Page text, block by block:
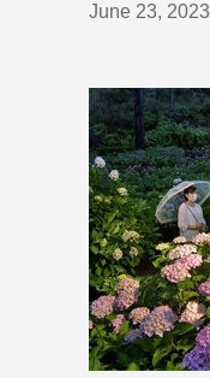
June 23, 2023